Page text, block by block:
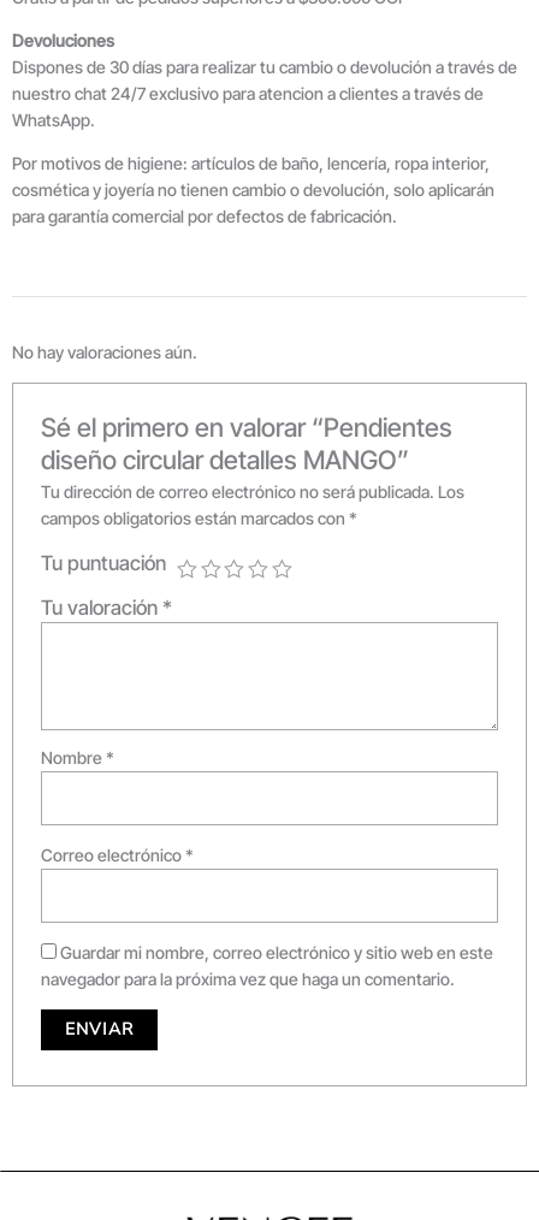
Devoluciones
Dispones de 30 días para realizar tu cambio o devolución a través de
nuestro chat 24/7 exclusivo para atencion a clientes a través de
WhatsApp.
Por motivos de higiene: artículos de baño, lencería, ropa interior,
cosmética y joyería no tienen cambio o devolución, solo aplicarán
para garantía comercial por defectos de fabricación.
No hay valoraciones aún.
Sé el primero en valorar “Pendientes
diseño circular detalles MANGO”
Tu dirección de correo electrónico no será publicada. Los
campos obligatorios están marcados con *
Tu puntuación
Tu valoración *
Nombre *
Correo electrónico *
Guardar mi nombre, correo electrónico y sitio web en este
navegador para la próxima vez que haga un comentario.